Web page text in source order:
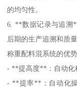
的均匀性。
6. **数据记录与追溯
后期的生产追溯和质量
称重配料混系统的优势
- **提高度**：自动化
- **提率**：自动化